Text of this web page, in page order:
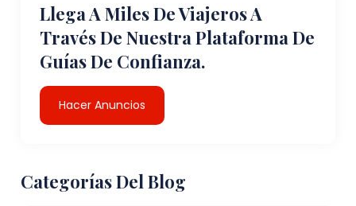
Llega A Miles De Viajeros A
Través De Nuestra Plataforma De
Guías De Confianza.
Hacer Anuncios
Categorías Del Blog